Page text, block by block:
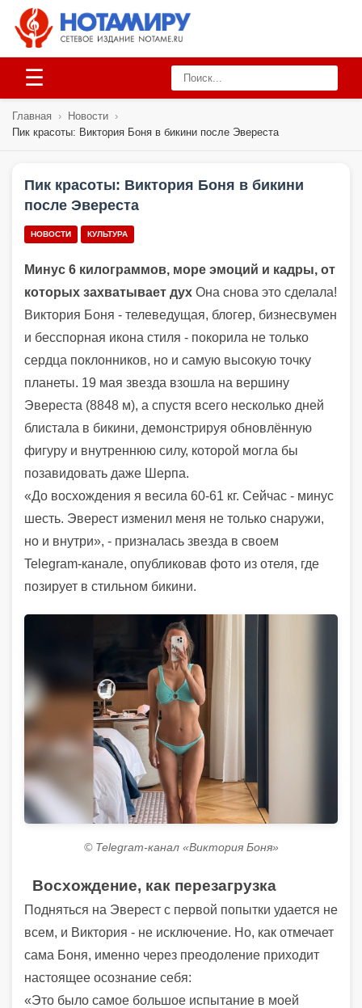
☰
Главная › Новости ›
Пик красоты: Виктория Боня в бикини после Эвереста
Пик красоты: Виктория Боня в бикини
после Эвереста
НОВОСТИ КУЛЬТУРА
Минус 6 килограммов, море эмоций и кадры, от
которых захватывает дух Она снова это сделала!
Виктория Боня - телеведущая, блогер, бизнесвумен
и бесспорная икона стиля - покорила не только
сердца поклонников, но и самую высокую точку
планеты. 19 мая звезда взошла на вершину
Эвереста (8848 м), а спустя всего несколько дней
блистала в бикини, демонстрируя обновлённую
фигуру и внутреннюю силу, которой могла бы
позавидовать даже Шерпа.
«До восхождения я весила 60-61 кг. Сейчас - минус
шесть. Эверест изменил меня не только снаружи,
но и внутри», - призналась звезда в своем
Telegram-канале, опубликовав фото из отеля, где
позирует в стильном бикини.
© Telegram-канал «Виктория Боня»
Восхождение, как перезагрузка
Подняться на Эверест с первой попытки удается не
всем, и Виктория - не исключение. Но, как отмечает
сама Боня, именно через преодоление приходит
настоящее осознание себя:
«Это было самое большое испытание в моей